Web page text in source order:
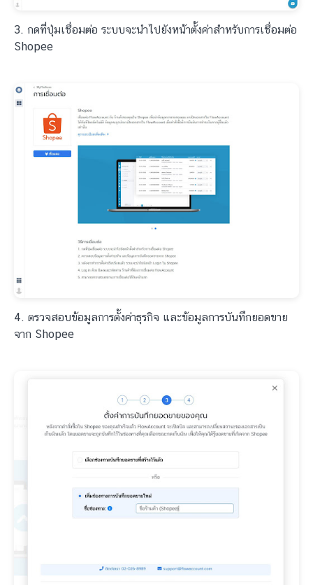
3. กดที่ปุ่มเชื่อมต่อ ระบบจะนำไปยังหน้าตั้งค่าสำหรับการเชื่อมต่อ
Shopee
4. ตรวจสอบข้อมูลการตั้งค่าธุรกิจ และข้อมูลการบันทึกยอดขาย
จาก Shopee